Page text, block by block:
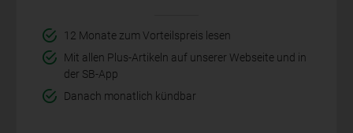
12 Monate zum Vorteilspreis lesen
Mit allen Plus-Artikeln auf unserer Webseite und in
der SB-App
Danach monatlich kündbar